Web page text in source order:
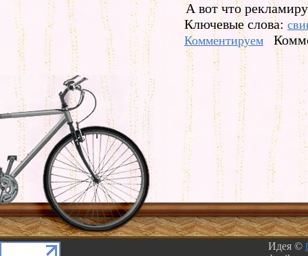
А вот что
Ключевые слова:
Комментируем
Идея ©